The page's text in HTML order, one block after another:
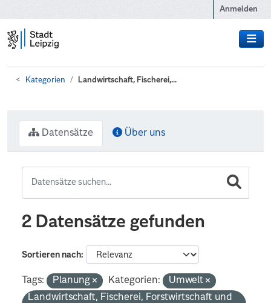
Anmelden
Kategorien Landwirtschaft, Fischerei,...
Datensätze Über uns
2 Datensätze gefunden
Sortieren nach
Tags: Planung Kategorien:
Umwelt
Landwirtschaft, Fischerei, Forstwirtschaft und